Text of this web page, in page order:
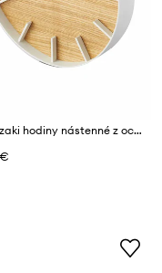
Yamazaki hodiny nástenné z ocele 26,5 x 4,2 x 26,5 cm